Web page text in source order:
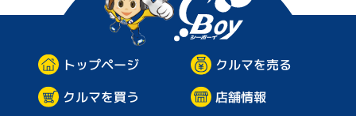
情
トップページ
クルマを売る
クルマを買う
店舗情報